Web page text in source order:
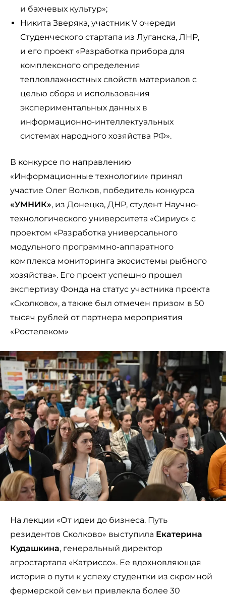
и бахчевых культур»;
Никита Зверяка, участник V очереди
Студенческого стартапа из Луганска, ЛНР,
и его проект «Разработка прибора для
комплексного определения
тепловлажностных свойств материалов с
целью сбора и использования
экспериментальных данных в
информационно-интеллектуальных
системах народного хозяйства РФ».
В конкурсе по направлению
«Информационные технологии» принял
участие Олег Волков, победитель конкурса
«УМНИК», из Донецка, ДНР, студент Научно-
технологического университета «Сириус» с
проектом «Разработка универсального
модульного программно-аппаратного
комплекса мониторинга экосистемы рыбного
хозяйства». Его проект успешно прошел
экспертизу Фонда на статус участника проекта
«Сколково», а также был отмечен призом в 50
тысяч рублей от партнера мероприятия
«Ростелеком»
На лекции «От идеи до бизнеса. Путь
резидентов Сколково» выступила Екатерина
Кудашкина, генеральный директор
агростартапа «Катриссо». Ее вдохновляющая
история о пути к успеху студентки из скромной
фермерской семьи привлекла более 30